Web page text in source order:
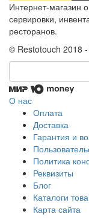
Интернет-магазин
сервировки,
ресторанов.
© Restotouch 2018
О нас
Оплата
Доставка
Гарантия и
Политика
Реквизиты
Блог
Каталоги
Карта сайта